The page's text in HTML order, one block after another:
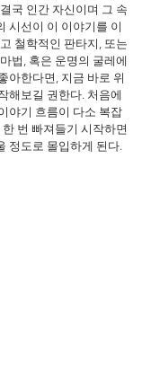
국 인간 자신이며 그 속
시선이 이 이야기를 이
철학적인 판타지, 또는
법, 혹은 운명의 굴레에
아한다면, 지금 바로 위
해보길 권한다. 처음에
야기 흐름이 다소 복잡
번 빠져들기 시작하면
정도로 몰입하게 된다.